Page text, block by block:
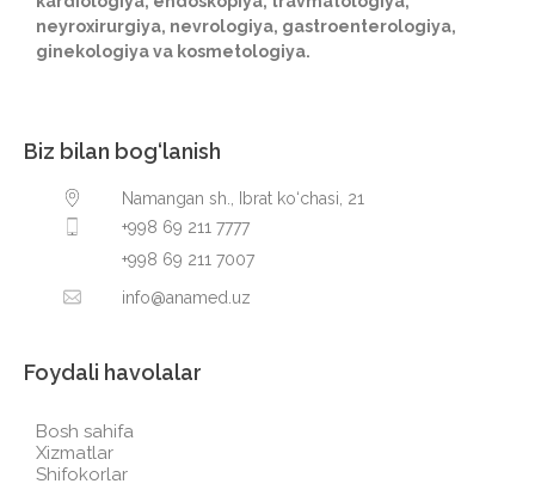
neyroxirurgiya, nevrologiya, gastroenterologiya,
ginekologiya va kosmetologiya.
Biz bilan bog‘lanish
Namangan sh., Ibrat ko‘chasi, 21
+998 69 211 7777
+998 69 211 7007
info@anamed.uz
Foydali havolalar
Bosh sahifa
Xizmatlar
Shifokorlar